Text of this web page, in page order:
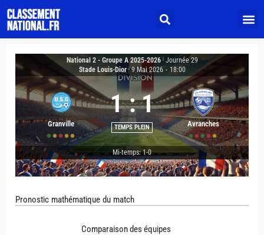
National 2 - Groupe A 2025-2026
Journée 29
Stade Louis-Dior | 9 Mai 2026 - 18:00
Granville
1 : 1
TEMPS PLEIN Avranches
Mi-temps: 1-0
Pronostic mathématique du match
Comparaison des équipes